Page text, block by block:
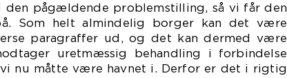
pågældende problemstilling, så vi får den
Som helt almindelig borger kan det være
paragraffer ud, og det kan dermed være
uretmæssig behandling i forbindelse
nu måtte være havnet i. Derfor er det i rigtig